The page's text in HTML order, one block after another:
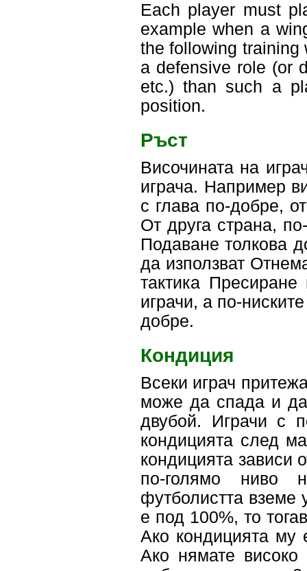
Each player must
example when a
the following training
a defensive role (or
etc.) than such a
position.
Ръст
Височината на
играча. Например
с глава по-добре,
От друга страна,
Подаване толкова
да използват
тактика
играчи, а по-
добре.
Кондиция
Всеки играч
може да спада и да
двубой. Играчи с
кондицията след
кондицията зависи
по-голямо ниво
футболистта вземе
е под 100%, то
Ако кондицията
Ако нямате